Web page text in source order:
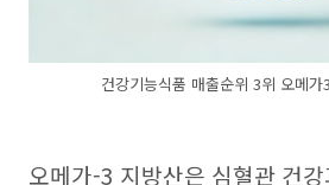
건강기능식품 매출순위 3위 오메
오메가-3 지방산은 심혈관 건